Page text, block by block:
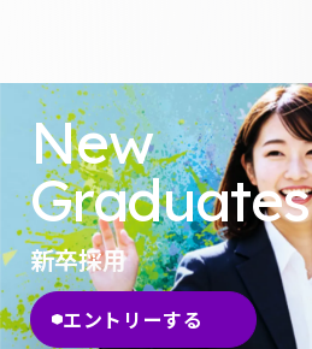
New
Graduates
新卒採用
エントリーする